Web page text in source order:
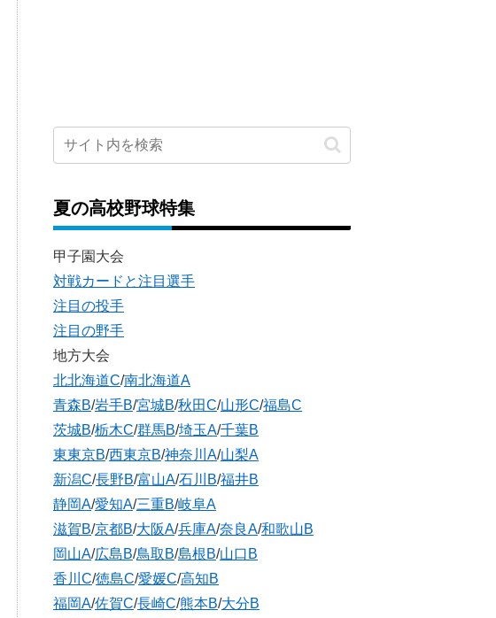
夏の高校野球特集
甲子園大会
対戦カードと注目選手
注目の投手
注目の野手
地方大会
北北海道C/南北海道A
青森B/岩手B/宮城B/秋田C/山形C/福島C
茨城B/栃木C/群馬B/埼玉A/千葉B
東東京B/西東京B/神奈川A/山梨A
新潟C/長野B/富山A/石川B/福井B
静岡A/愛知A/三重B/岐阜A
滋賀B/京都B/大阪A/兵庫A/奈良A/和歌山B
岡山A/広島B/鳥取B/島根B/山口B
香川C/徳島C/愛媛C/高知B
福岡A/佐賀C/長崎C/熊本B/大分B